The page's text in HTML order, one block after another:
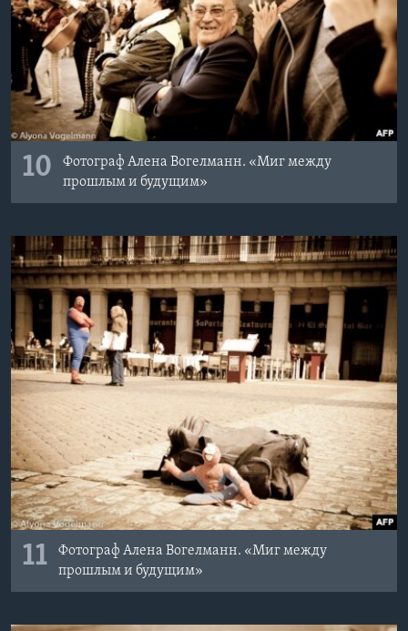
10
Фотограф Алена Вогелманн. «Миг между
прошлым и будущим»
11
Фотограф Алена Вогелманн. «Миг между
прошлым и будущим»